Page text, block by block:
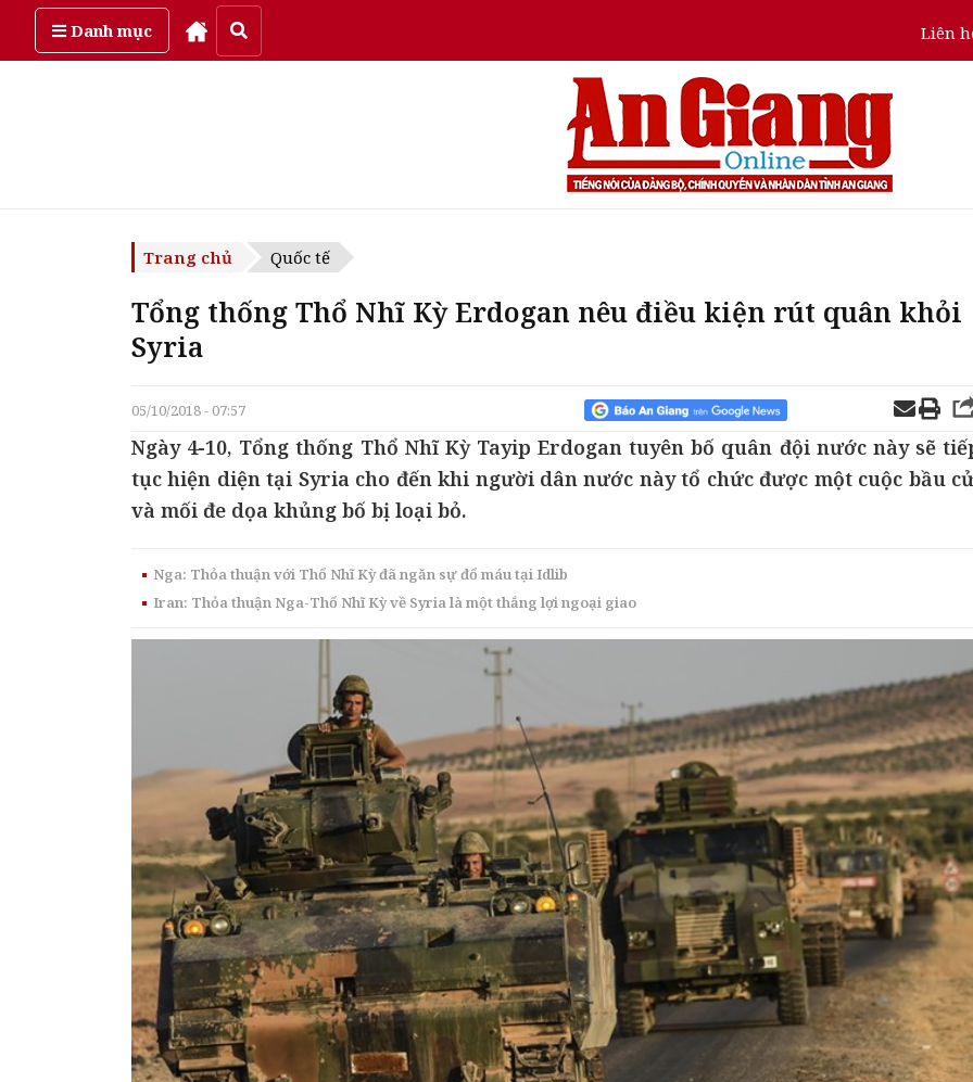
Danh mục Liên
Chủ Nhật, ngày 9/08/2026
Trang chủ Quốc tế
Tổng thống Thổ Nhĩ Kỳ Erdogan nêu điều kiện rút quân khỏi
Syria
05/10/2018 - 07:57
Ngày 4-10, Tổng thống Thổ Nhĩ Kỳ Tayip Erdogan tuyên bố quân đội nước này sẽ
tục hiện diện tại Syria cho đến khi người dân nước này tổ chức được một cuộc bầu
và mối đe dọa khủng bố bị loại bỏ.
Nga: Thỏa thuận với Thổ Nhĩ Kỳ đã ngăn sự đổ máu tại Idlib
Iran: Thỏa thuận Nga-Thổ Nhĩ Kỳ về Syria là một thắng lợi ngoại giao